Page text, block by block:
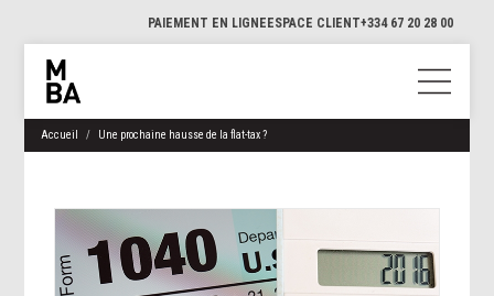
PAIEMENT EN LIGNEESPACE CLIENT+334 67 20 28 00
Accueil Une prochaine hausse de la flat-tax ?